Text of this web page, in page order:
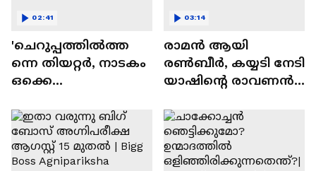
'ചെറുപ്പത്തിൽത്ത
ന്നെ തിയറ്റർ, നാടകം
ഒക്കെ
ചെയ്യാനുള്ള
ആത്മവിശ്വാസമുണ്ടാ
യിരുന്നില്ല'
02:41
രാമന്‍ ആയി
രൺബീർ, കയ്യടി നേടി
യാഷിന്റെ രാവണൻ;
രാമായണ ട്രെയിലർ
എത്തി | Ramayana
Movie
03:14